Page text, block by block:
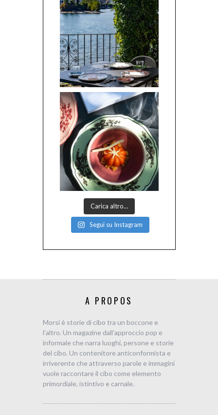
Carica altro…
Segui su Instagram
A PROPOS
Morsi è storie di cibo tra un boccone e
l’altro. Un magazine dall’approccio pop e
informale che narra luoghi, persone e storie
del cibo. Un contenitore anticonformista e
irriverente che attraverso parole e immagini
vuole raccontare il cibo come elemento
primordiale, istintivo e carnale.